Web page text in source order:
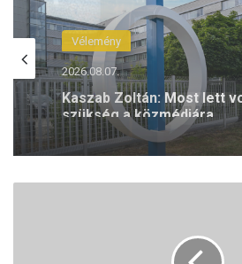
Vélemény
2026.08.05.
Kaszab Zoltán: Magyar
mondata mindent